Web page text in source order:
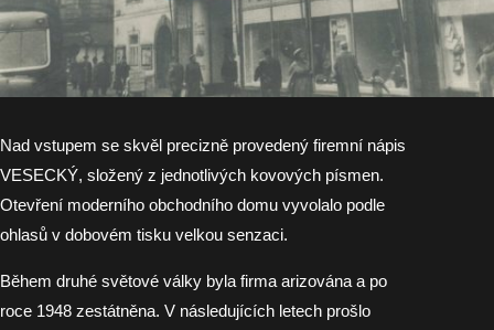
Nad vstupem se skvěl precizně provedený firemní nápis
VESECKÝ, složený z jednotlivých kovových písmen.
Otevření moderního obchodního domu vyvolalo podle
ohlasů v dobovém tisku velkou senzaci.
Během druhé světové války byla firma arizována a po
roce 1948 zestátněna. V následujících letech prošlo